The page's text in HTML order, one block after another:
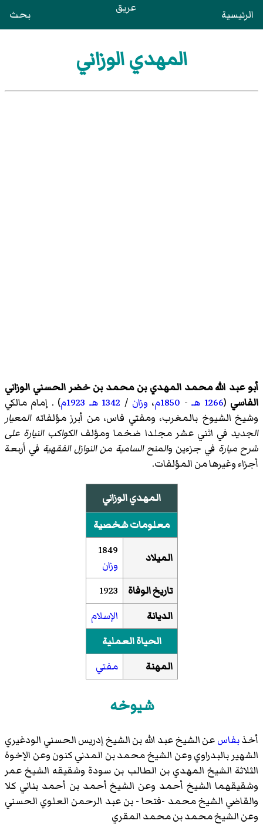
الرئيسية عريق بحث
المهدي الوزاني
أبو عبد الله محمد المهدي بن محمد بن خضر الحسني الوزاني
الفاسي (1266 هـ - 1850م ، وزان / 1342 هـ 1923م ) . إمام مالكي
وشيخ الشيوخ بالمغرب، ومفتي فاس، من أبرز مؤلفاتهالمعيار
الجديد في اثني عشر مجلدا ضخما ومؤلفالكواكب النيارة على
شرح ميارة في جزءين والمنح السامية من النوازل الفقهية في أربعة
أجزاء وغيرها من المؤلفات.
المهدي الوزاني
معلومات شخصية
الميلاد
1849
وزان
تاريخ الوفاة
1923
الديانة
الإسلام
الحياة العملية
المهنة
مفتي
شيوخه
أخذبفاسعن الشيخ عبد الله بن الشيخ إدريس الحسني الودغيري
الشهير بالبدراوي وعن الشيخ محمد بن المدني كنون وعن الإخوة
الثلاثة الشيخ المهدي بن الطالب بن سودة وشقيقه الشيخ عمر
وشقيقهما الشيخ أحمد وعن الشيخ أحمد بن أحمد بناني كلا
والقاضي الشيخ محمد -فتحا - بن عبد الرحمن العلوي الحسني
وعن الشيخ محمد بن محمد المقري